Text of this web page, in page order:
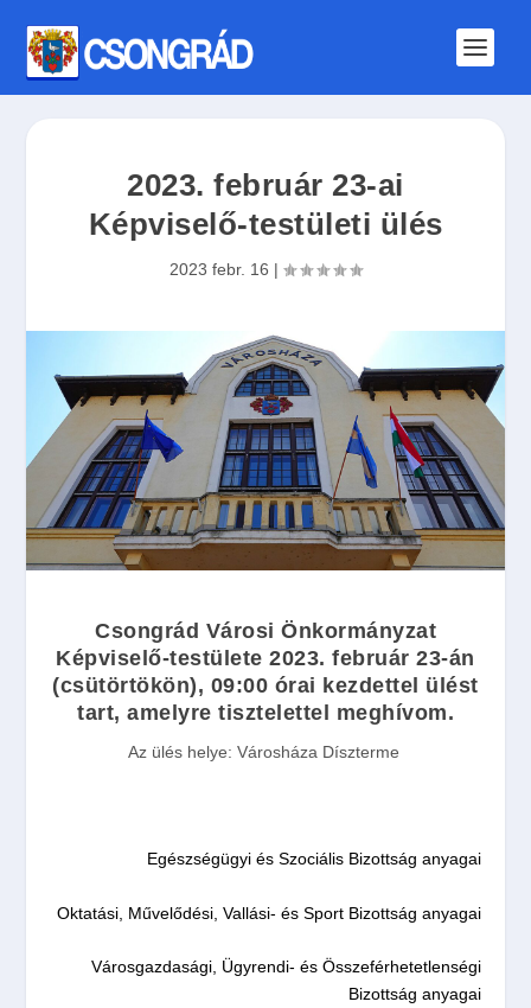
2023. február 23-ai
Képviselő-testületi ülés
2023 febr. 16 |
Csongrád Városi Önkormányzat
Képviselő-testülete2023. február 23-án
(csütörtökön), 09:00 órai kezdettel ülést
tart, amelyre tisztelettel meghívom.
Az ülés helye: Városháza Díszterme
Egészségügyi és Szociális Bizottság anyagai
Oktatási, Művelődési, Vallási- és Sport Bizottság anyagai
Városgazdasági, Ügyrendi- és Összeférhetetlenségi
Bizottság anyagai